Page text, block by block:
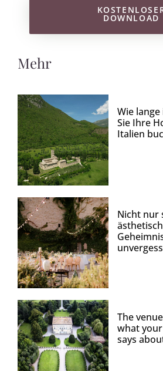
DOWNLOAD
Mehr
Wie
Sie Ihre
Italien
Nicht nur
The
what
says